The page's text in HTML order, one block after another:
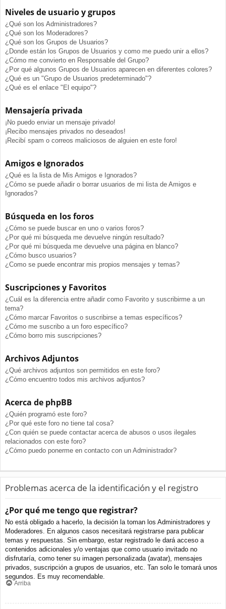
Niveles de usuario y grupos
¿Qué son los Administradores?
¿Qué son los Moderadores?
¿Qué son los Grupos de Usuarios?
¿Donde están los Grupos de Usuarios y como me puedo unir a ellos?
¿Cómo me convierto en Responsable del Grupo?
¿Por qué algunos Grupos de Usuarios aparecen en diferentes colores?
¿Qué es un "Grupo de Usuarios predeterminado"?
¿Qué es el enlace "El equipo"?
Mensajería privada
¡No puedo enviar un mensaje privado!
¡Recibo mensajes privados no deseados!
¡Recibí spam o correos maliciosos de alguien en este foro!
Amigos e Ignorados
¿Qué es la lista de Mis Amigos e Ignorados?
¿Cómo se puede añadir o borrar usuarios de mi lista de Amigos e
Ignorados?
Búsqueda en los foros
¿Cómo se puede buscar en uno o varios foros?
¿Por qué mi búsqueda me devuelve ningún resultado?
¿Por qué mi búsqueda me devuelve una página en blanco?
¿Cómo busco usuarios?
¿Como se puede encontrar mis propios mensajes y temas?
Suscripciones y Favoritos
¿Cuál es la diferencia entre añadir como Favorito y suscribirme a un
tema?
¿Cómo marcar Favoritos o suscribirse a temas específicos?
¿Cómo me suscribo a un foro específico?
¿Cómo borro mis suscripciones?
Archivos Adjuntos
¿Qué archivos adjuntos son permitidos en este foro?
¿Cómo encuentro todos mis archivos adjuntos?
Acerca de phpBB
¿Quién programó este foro?
¿Por qué este foro no tiene tal cosa?
¿Con quién se puede contactar acerca de abusos o usos ilegales
relacionados con este foro?
¿Cómo puedo ponerme en contacto con un Administrador?
Problemas acerca de la identificación y el registro
¿Por qué me tengo que registrar?
No está obligado a hacerlo, la decisión la toman los Administradores y
Moderadores. En algunos casos necesitará registrarse para publicar
temas y respuestas. Sin embargo, estar registrado le dará acceso a
contenidos adicionales y/o ventajas que como usuario invitado no
disfrutaría, como tener su imagen personalizada (avatar), mensajes
privados, suscripción a grupos de usuarios, etc. Tan solo le tomará unos
segundos. Es muy recomendable.
Arriba